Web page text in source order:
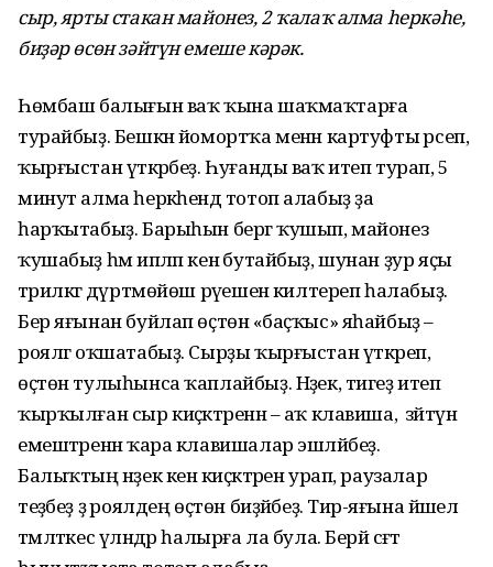
сыр, ярты стакан майонез, 2 ҡалаҡ алма һеркәһе,
биҙәр өсөн зәйтүн емеше кәрәк.
Һөмбаш балығын ваҡ ҡына шаҡмаҡтарға
турайбыҙ. Бешкән йомортҡа менән картуфты әрсеп,
ҡырғыстан үткәрәбеҙ. Һуғанды ваҡ итеп турап, 5
минут алма һеркәһендә тотоп алабыҙ ҙа
һарҡытабыҙ. Барыһын бергә ҡушып, майонез
ҡушабыҙ һәм ипләп кенә бутайбыҙ, шунан ҙур яҫы
тәрилкәгә дүртмөйөш рәүешенә килтереп һалабыҙ.
Бер яғынан буйлап өҫтөнә «баҫҡыс» яһайбыҙ –
роялгә оҡшатабыҙ. Сырҙы ҡырғыстан үткәреп,
өҫтөн тулыһынса ҡаплайбыҙ. Нәҙек, тигеҙ итеп
ҡырҡылған сыр киҫәктәренән – аҡ клавиша, ә зәйтүн
емештәренән ҡара клавишалар эшләйбеҙ.
Балыҡтың нәҙек кенә киҫәктәрен урап, раузалар
теҙәбеҙ ҙә роялдең өҫтөн биҙәйбеҙ. Тирә-яғына йәшел
тәмләткес үләндәр һалырға ла була. Берәй сәғәт